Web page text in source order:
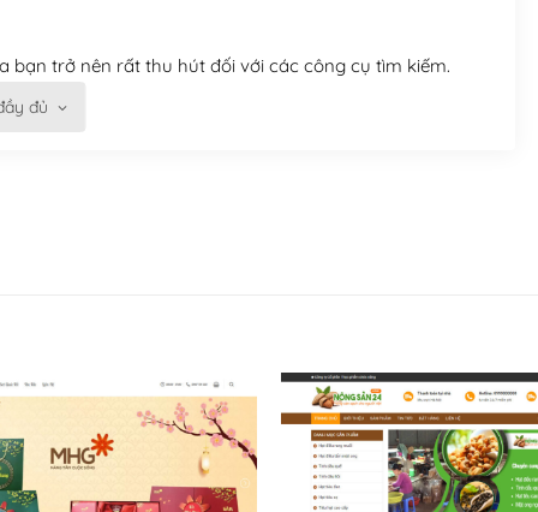
bạn trở nên rất thu hút đối với các công cụ tìm kiếm.
lồ được kiểm duyệt bởi các nhân viên và những người
đủ